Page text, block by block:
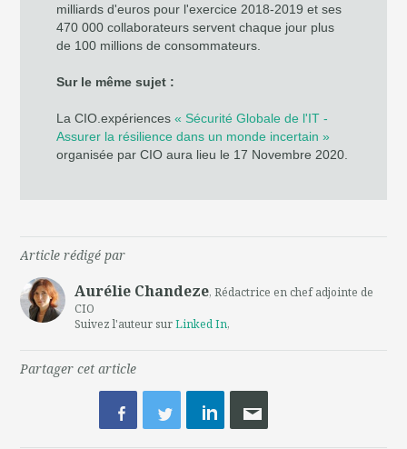
milliards d'euros pour l'exercice 2018-2019 et ses
470 000 collaborateurs servent chaque jour plus
de 100 millions de consommateurs.
Sur le même sujet :
La CIO.expériences« Sécurité Globale de l'IT -
Assurer la résilience dans un monde incertain »
organisée par CIO aura lieu le 17 Novembre 2020.
Article rédigé par
Aurélie Chandeze, Rédactrice en chef adjointe de
CIO
Suivez l'auteur surLinked In,
Partager cet article